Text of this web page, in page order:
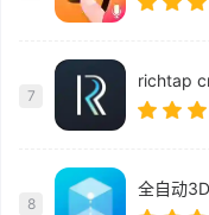
7
richtap
8
全自动